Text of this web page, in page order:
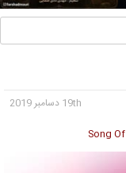
19th دسامبر 2019
Song Of